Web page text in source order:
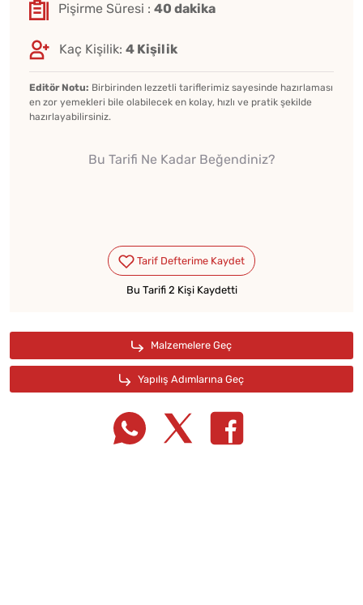
Pişirme Süresi : 40 dakika
Kaç Kişilik: 4 Kişilik
Editör Notu: Birbirinden lezzetli tariflerimiz sayesinde hazırlaması
en zor yemekleri bile olabilecek en kolay, hızlı ve pratik şekilde
hazırlayabilirsiniz.
Bu Tarifi Ne Kadar Beğendiniz?
Bu Tarifi 2 Kişi Kaydetti